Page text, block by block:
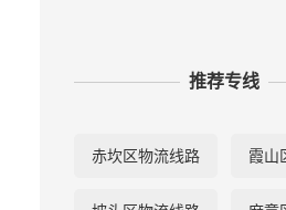
推荐专线
赤坎区物流线路 霞山